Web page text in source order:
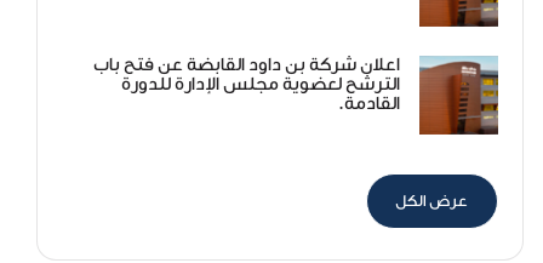
اعلان شركة بن داود القابضة عن فتح باب
الترشح لعضوية مجلس الإدارة للدورة
القادمة.
عرض الكل